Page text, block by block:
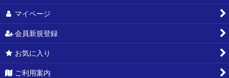
マイページ
会員新規登録
お気に入り
ご利用案内